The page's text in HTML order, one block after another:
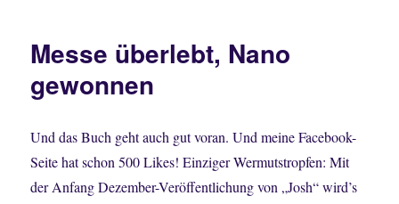
Messe überlebt, Nano
gewonnen
Und das Buch geht auch gut voran. Und meine Facebook-
Seite hat schon 500 Likes! Einziger Wermutstropfen: Mit
der Anfang Dezember-Veröffentlichung von „Josh“ wird’s